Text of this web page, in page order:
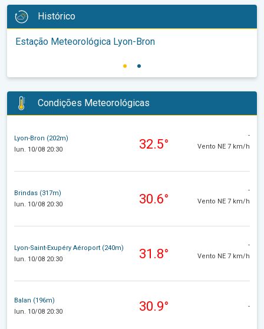
Histórico
Estação Meteorológica Lyon-Bron
Condições Meteorológicas
Lyon-Bron (202m)
lun. 10/08 20:30
32.5°
-
Vento NE 7 km/h
Brindas (317m)
lun. 10/08 20:30
30.6°
-
Vento NE 7 km/h
Lyon-Saint-Exupéry Aéroport (240m)
lun. 10/08 20:30
31.8°
-
Vento NE 7 km/h
Balan (196m)
lun. 10/08 20:30
30.9° -